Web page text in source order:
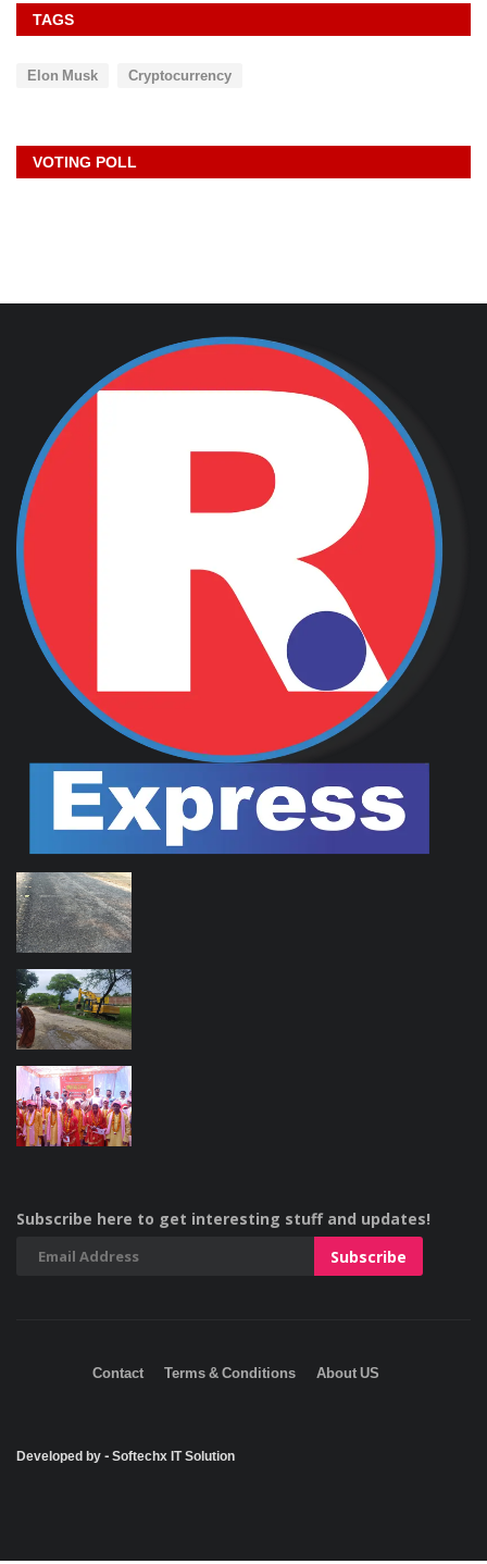
TAGS
Elon Musk Cryptocurrency
VOTING POLL
Subscribe here to get interesting stuff and updates!
Contact Terms & Conditions About US
Developed by - Softechx IT Solution